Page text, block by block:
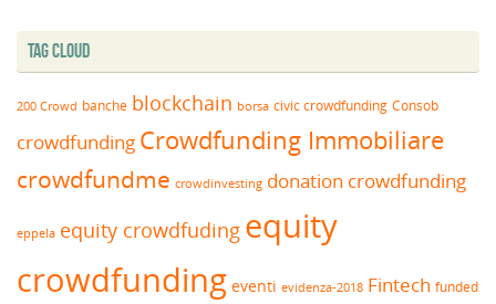
Tag Cloud
200 Crowd banche blockchain borsa civic crowdfunding Consob
crowdfunding Crowdfunding Immobiliare
crowdfundme crowdinvesting donation crowdfunding
eppela equity crowdfuding equity
crowdfunding eventi evidenza-2018 Fintech funded